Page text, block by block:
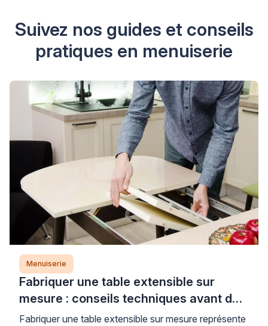
Suivez nos guides et conseils
pratiques en menuiserie
Menuiserie
Fabriquer une table extensible sur
mesure : conseils techniques avant de
se lancer
Fabriquer une table extensible sur mesure représente